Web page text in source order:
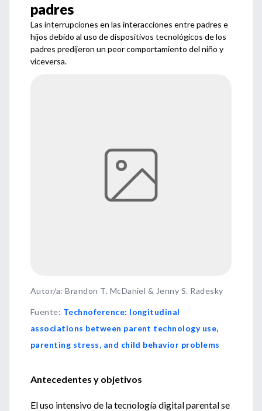
padres
Las interrupciones en las interacciones entre padres e
hijos debido al uso de dispositivos tecnológicos de los
padres predijeron un peor comportamiento del niño y
viceversa.
Autor/a: Brandon T. McDaniel & Jenny S. Radesky
Fuente: Technoference: longitudinal
associations between parent technology use,
parenting stress, and child behavior problems
Antecedentes y objetivos
El uso intensivo de la tecnología digital parental se